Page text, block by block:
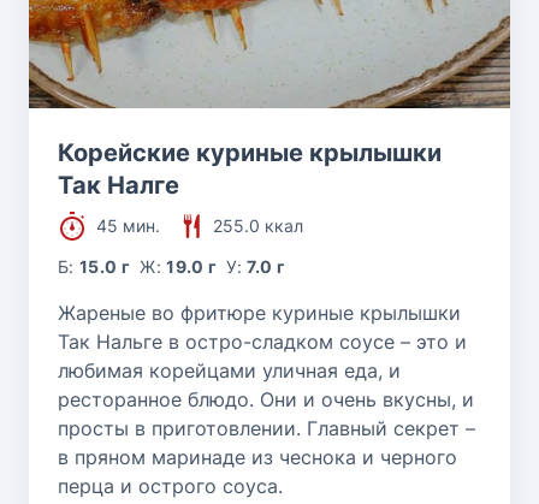
Корейские куриные крылышки
Так Налге
45 мин.
255.0 ккал
Б:15.0 г Ж:19.0 г У:7.0 г
Жареные во фритюре куриные крылышки
Так Нальге в остро-сладком соусе – это и
любимая корейцами уличная еда, и
ресторанное блюдо. Они и очень вкусны, и
просты в приготовлении. Главный секрет –
в пряном маринаде из чеснока и черного
перца и острого соуса.